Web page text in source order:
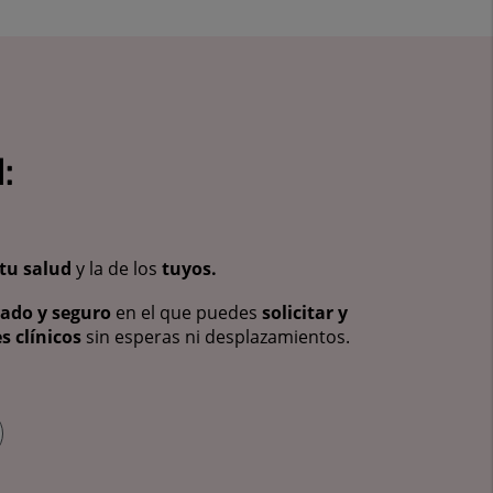
tu salud y la de los tuyos.
y seguro en el que puedes solicitar y
clínicos sin esperas ni desplazamientos.